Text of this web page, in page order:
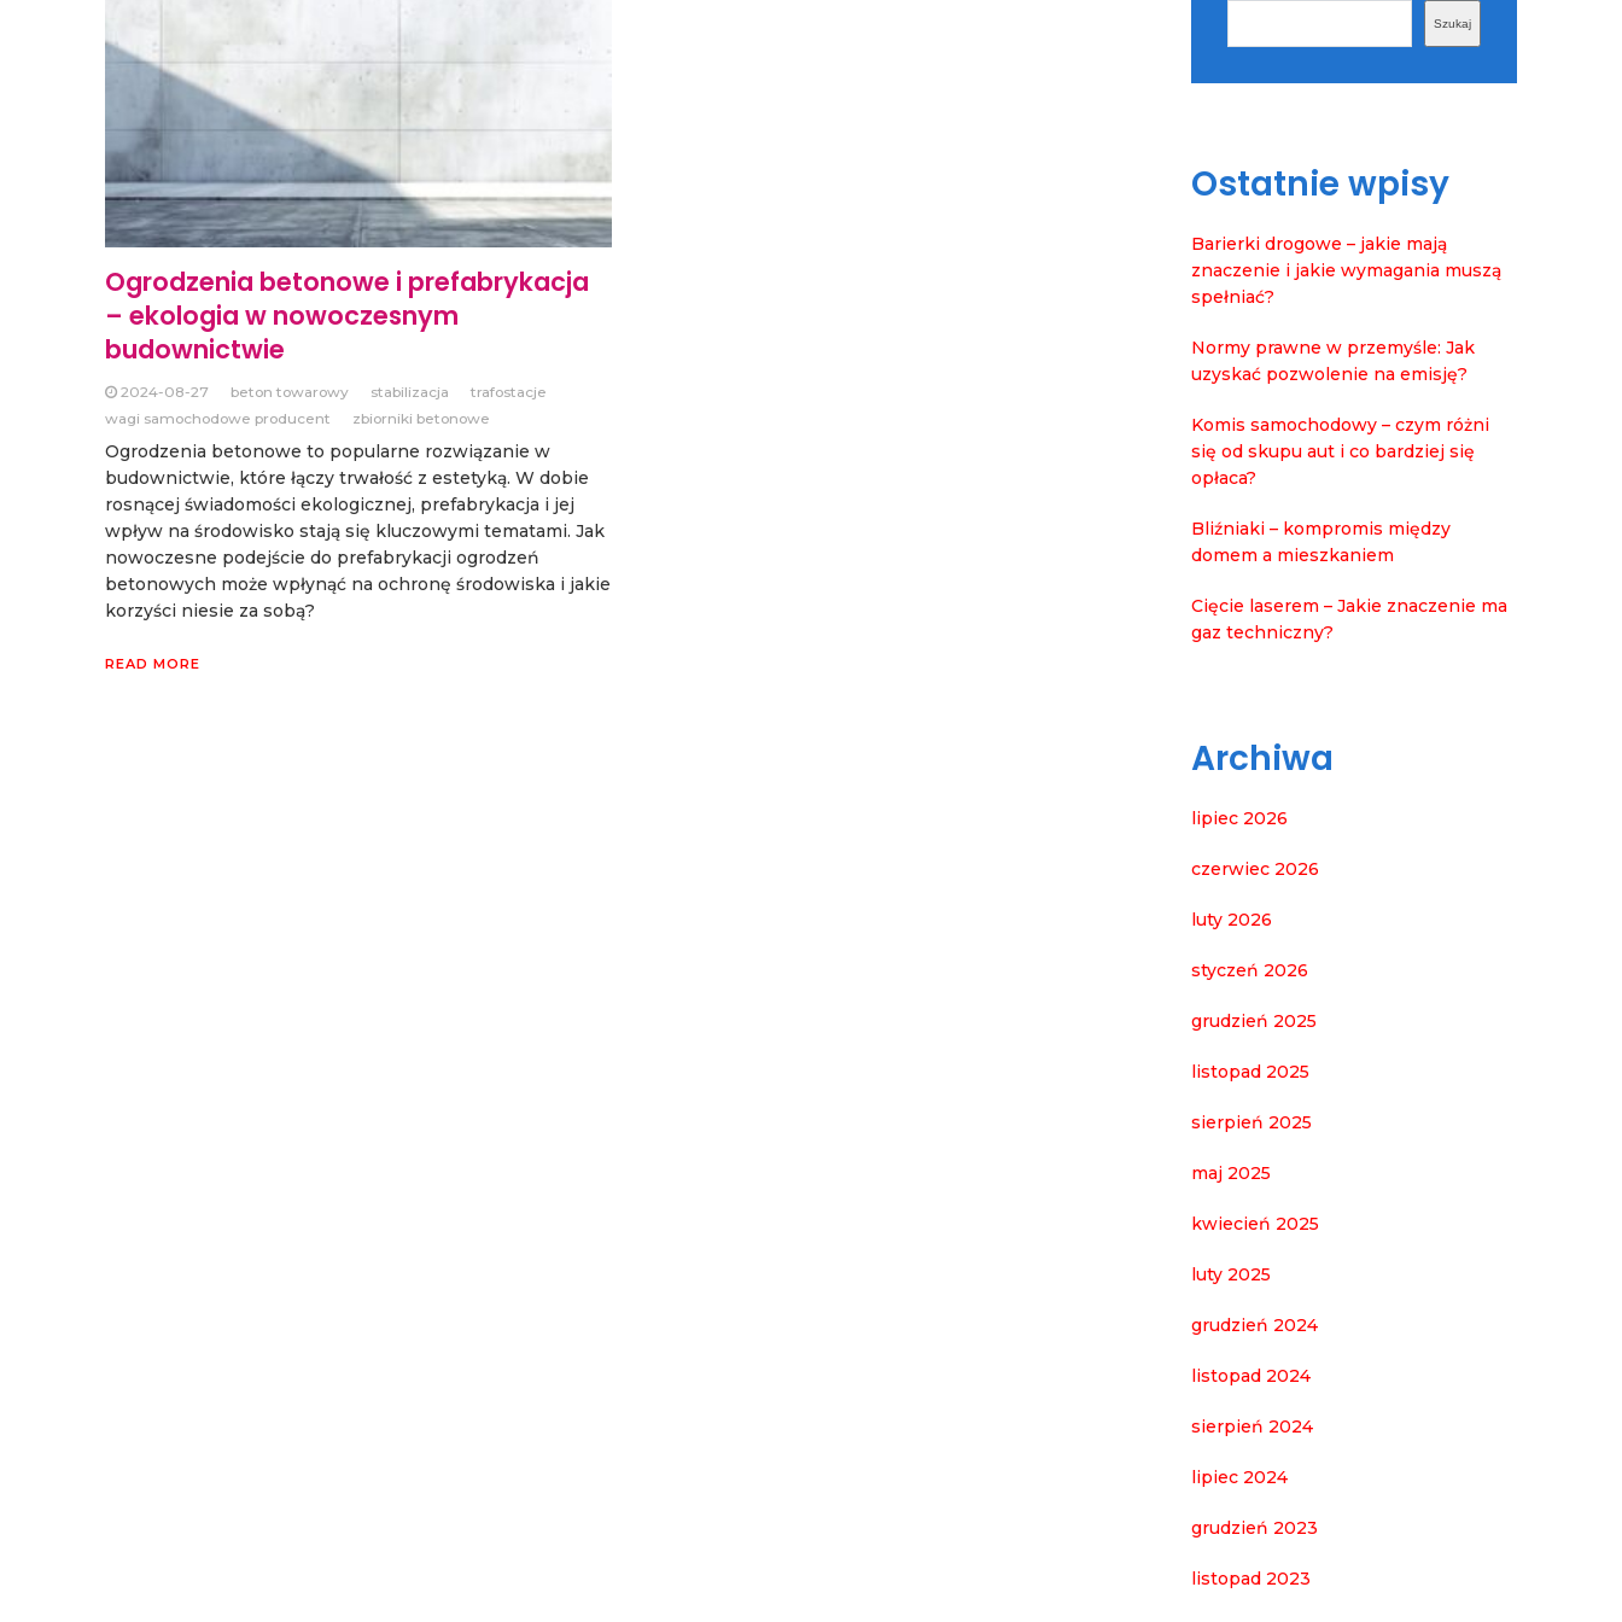
Ogrodzenia betonowe i prefabrykacja
– ekologia w nowoczesnym
budownictwie
2024-08-27 beton towarowy stabilizacja
trafostacje
wagi samochodowe producent
zbiorniki betonowe
Ogrodzenia betonowe to popularne rozwiązanie w
budownictwie, które łączy trwałość z estetyką. W dobie
rosnącej świadomości ekologicznej, prefabrykacja i jej
wpływ na środowisko stają się kluczowymi tematami. Jak
nowoczesne podejście do prefabrykacji ogrodzeń
betonowych może wpłynąć na ochronę środowiska i jakie
korzyści niesie za sobą?
READ MORE
Szukaj
Ostatnie wpisy
Barierki drogowe – jakie mają
znaczenie i jakie wymagania muszą
spełniać?
Normy prawne w przemyśle: Jak
uzyskać pozwolenie na emisję?
Komis samochodowy – czym różni
się od skupu aut i co bardziej się
opłaca?
Bliźniaki – kompromis między
domem a mieszkaniem
Cięcie laserem – Jakie znaczenie ma
gaz techniczny?
Archiwa
lipiec 2026
czerwiec 2026
luty 2026
styczeń 2026
grudzień 2025
listopad 2025
sierpień 2025
maj 2025
kwiecień 2025
luty 2025
grudzień 2024
listopad 2024
sierpień 2024
lipiec 2024
grudzień 2023
listopad 2023